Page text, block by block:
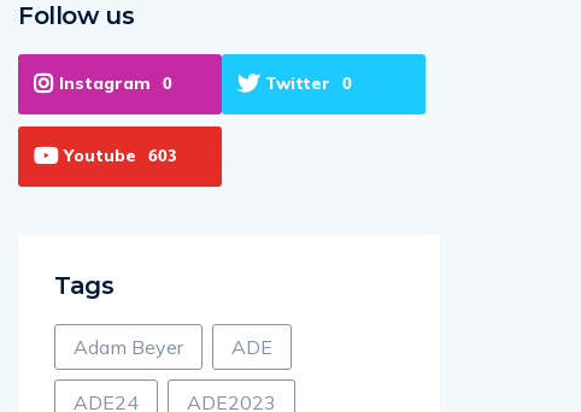
Follow us
Instagram 0 Twitter 0
Youtube 603
Tags
Adam Beyer ADE
ADE24 ADE2023